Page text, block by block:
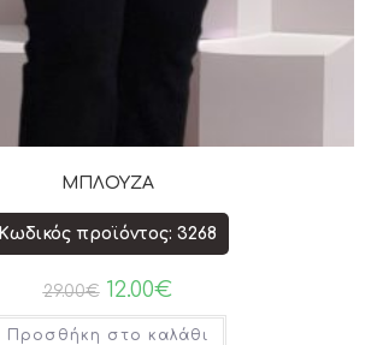
ΜΠΛΟΥΖΑ
Κωδικός προϊόντος: 3268
29.00€ 12.00€
Προσθήκη στο καλάθι